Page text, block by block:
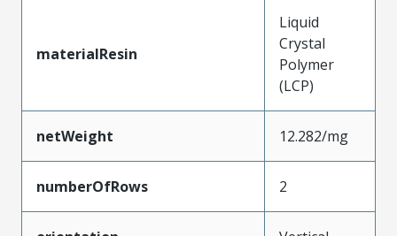
materialResin
Liquid
Crystal
Polymer
(LCP)
netWeight 12.282/mg
numberOfRows 2